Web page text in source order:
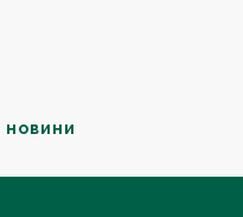
новини